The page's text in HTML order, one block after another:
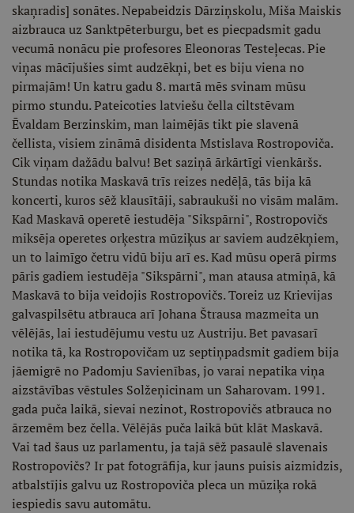
skaņradis] sonātes. Nepabeidzis Dārziņskolu, Miša Maiskis
aizbrauca uz Sanktpēterburgu, bet es piecpadsmit gadu
vecumā nonācu pie profesores Eleonoras Testeļecas. Pie
viņas mācījušies simt audzēkņi, bet es biju viena no
pirmajām! Un katru gadu 8. martā mēs svinam mūsu
pirmo stundu. Pateicoties latviešu čella ciltstēvam
Ēvaldam Berzinskim, man laimējās tikt pie slavenā
čellista, visiem zināmā disidenta Mstislava Rostropoviča.
Cik viņam dažādu balvu! Bet saziņā ārkārtīgi vienkāršs.
Stundas notika Maskavā trīs reizes nedēļā, tās bija kā
koncerti, kuros sēž klausītāji, sabraukuši no visām malām.
Kad Maskavā operetē iestudēja "Sikspārni", Rostropovičs
miksēja operetes orķestra mūziķus ar saviem audzēkņiem,
un to laimīgo četru vidū biju arī es. Kad mūsu operā pirms
pāris gadiem iestudēja "Sikspārni", man atausa atmiņā, kā
Maskavā to bija veidojis Rostropovičs. Toreiz uz Krievijas
galvaspilsētu atbrauca arī Johana Štrausa mazmeita un
vēlējās, lai iestudējumu vestu uz Austriju. Bet pavasarī
notika tā, ka Rostropovičam uz septiņpadsmit gadiem bija
jāemigrē no Padomju Savienības, jo varai nepatika viņa
aizstāvības vēstules Solžeņicinam un Saharovam. 1991.
gada puča laikā, sievai nezinot, Rostropovičs atbrauca no
ārzemēm bez čella. Vēlējās puča laikā būt klāt Maskavā.
Vai tad šaus uz parlamentu, ja tajā sēž pasaulē slavenais
Rostropovičs? Ir pat fotogrāfija, kur jauns puisis aizmidzis,
atbalstījis galvu uz Rostropoviča pleca un mūziķa rokā
iespiedis savu automātu.